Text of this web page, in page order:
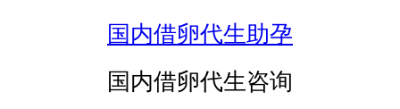
国内借卵代生助孕
国内借卵代生咨询